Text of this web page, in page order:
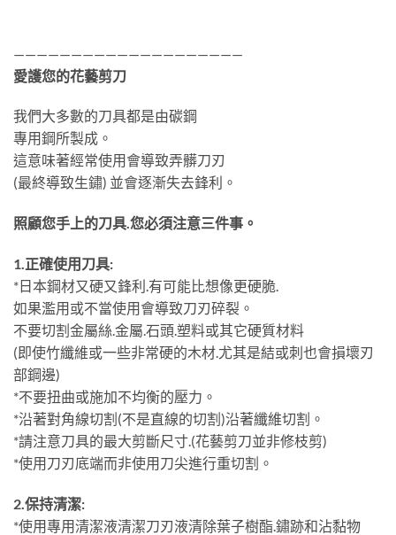
————————————————————
愛護您的花藝剪刀
我們大多數的刀具都是由碳鋼
專用鋼所製成。
這意味著經常使用會導致弄髒刀刃
(最終導致生鏽) 並會逐漸失去鋒利。
照顧您手上的刀具.您必須注意三件事。
1.正確使用刀具:
*日本鋼材又硬又鋒利.有可能比想像更硬脆.
如果濫用或不當使用會導致刀刃碎裂。
不要切割金屬絲.金屬.石頭.塑料或其它硬質材料
(即使竹纖維或一些非常硬的木材.尤其是結或刺也會損壞刃
部鋼邊)
*不要扭曲或施加不均衡的壓力。
*沿著對角線切割(不是直線的切割)沿著纖維切割。
*請注意刀具的最大剪斷尺寸.(花藝剪刀並非修枝剪)
*使用刀刃底端而非使用刀尖進行重切割。
2.保持清潔:
*使用專用清潔液清潔刀刃液清除葉子樹酯.鏽跡和沾黏物